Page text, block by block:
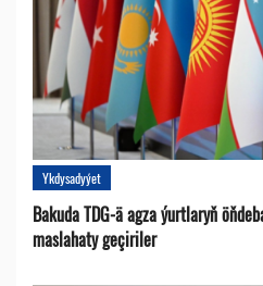
Ykdysadyýet
Bakuda TDG-ä agza ýurtlaryň
maslahaty geçiriler